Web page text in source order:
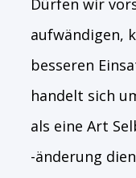
Dürfen wir
aufwändigen,
besseren
handelt sich
als eine Art
-änderung